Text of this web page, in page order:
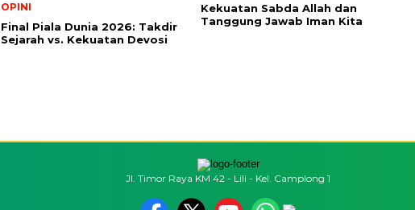
OPINI
Final Piala Dunia 2026: Takdir
Sejarah vs. Kekuatan Devosi
Kekuatan Sabda Allah dan
Tanggung Jawab Iman Kita
Jl. Timor Raya KM 42 - Lili - Kel. Camplong 1